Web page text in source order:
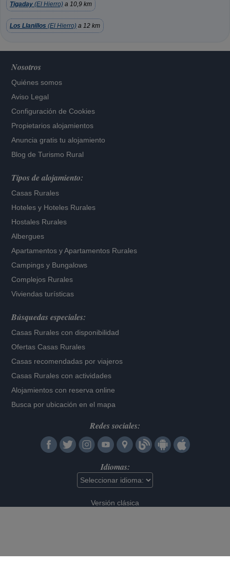
Tigaday (El Hierro) a 10,9 km
Los Llanillos (El Hierro) a 12 km
Nosotros
Quiénes somos
Aviso Legal
Configuración de Cookies
Propietarios alojamientos
Anuncia gratis tu alojamiento
Blog de Turismo Rural
Tipos de alojamiento:
Casas Rurales
Hoteles y Hoteles Rurales
Hostales Rurales
Albergues
Apartamentos yApartamentos Rurales
Campings y Bungalows
Complejos Rurales
Viviendas turísticas
Búsquedas especiales:
Casas Rurales con disponibilidad
Ofertas Casas Rurales
Casas recomendadas por viajeros
Casas Rurales con actividades
Alojamientos con reserva online
Busca por ubicación en el mapa
Redes sociales:
Idiomas:
Versión clásica